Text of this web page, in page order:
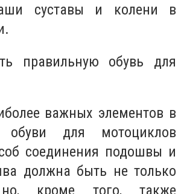
суставы и колени в
правильную обувь для
важных элементов в
обуви для мотоциклов
соединения подошвы и
должна быть не только
но, кроме того, также